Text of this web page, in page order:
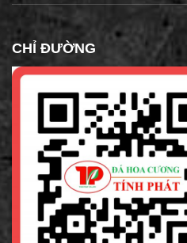
CHỈ ĐƯỜNG